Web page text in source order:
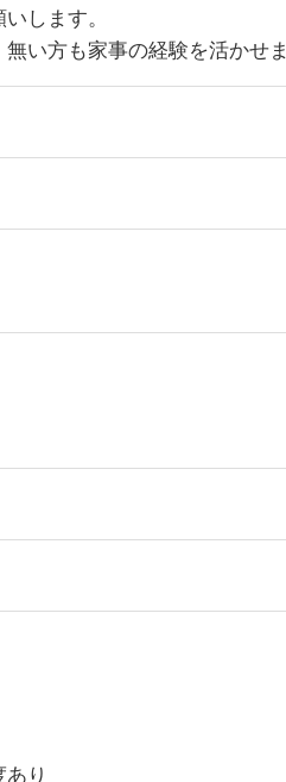
します。
い方も家事の経験を活かせ
り